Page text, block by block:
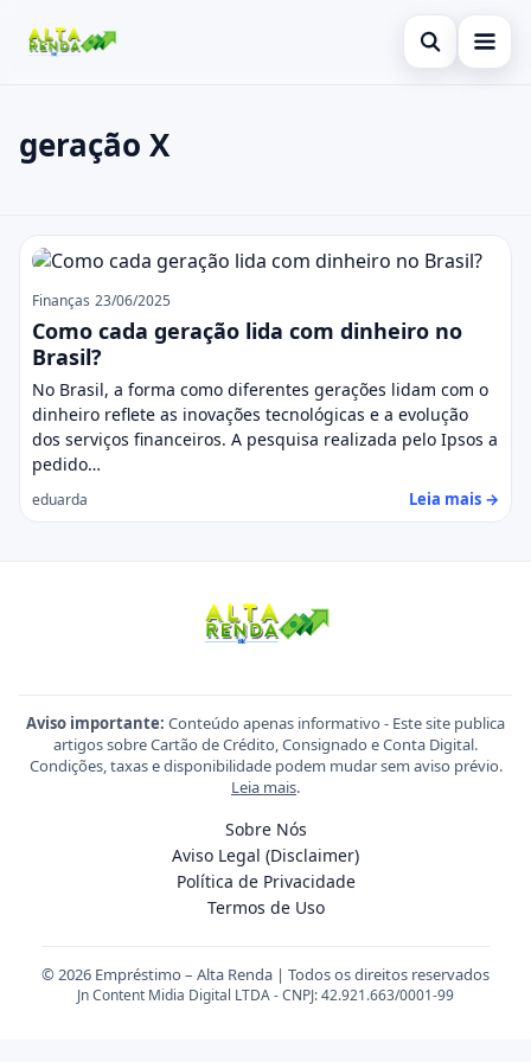
Abrir busca
Cartão de Crédito
Conta Digital
Empréstimo
Imóvel
Legal
Buscar no site
Pressione Enter para buscar ou ESC para fechar.
geração X
geração X
Finanças 23/06/2025
Como cada geração lida com dinheiro no
Brasil?
No Brasil, a forma como diferentes gerações lidam com o
dinheiro reflete as inovações tecnológicas e a evolução
dos serviços financeiros. A pesquisa realizada pelo Ipsos a
pedido…
eduarda Leia mais →
Aviso importante: Conteúdo apenas informativo - Este site publica
artigos sobre Cartão de Crédito, Consignado e Conta Digital.
Condições, taxas e disponibilidade podem mudar sem aviso prévio.
Leia mais.
Sobre Nós
Aviso Legal (Disclaimer)
Política de Privacidade
Termos de Uso
© 2026 Empréstimo – Alta Renda | Todos os direitos reservados
Jn Content Midia Digital LTDA - CNPJ: 42.921.663/0001-99